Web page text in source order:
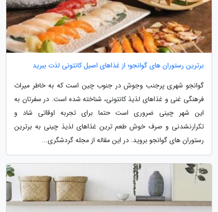
برترین رستوران های گوانجو؛ از غذاهای اصیل کانتونی لذت ببرید
گوانجو شهری پرجنب وجوش در جنوب چین است که به خاطر میراث
فرهنگی غنی و غذاهای لذیذ کانتونی، شناخته شده است. در سفرتان به
این شهر چینی ضروری است حتما برای تجربه اوقاتی شاد و
تکرارنشدنی و صرف خوش طعم ترین غذاهای لذیذ چینی به برترین
رستوران های گوانجو بروید. در این مقاله از مجله گردشگری...